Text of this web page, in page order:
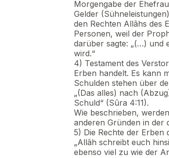
Morgengabe der
Gelder
den Rechten Allâhs des
Personen, weil der
darüber sagte: „(…) und
wird.“
4) Testament des
Erben handelt. Es kann
Schulden stehen über
„(Das alles) nach
Schuld“ (Sûra 4:11).
Wie beschrieben,
anderen Gründen in der
5) Die Rechte der Erben
„Allâh schreibt euch
ebenso viel zu wie der